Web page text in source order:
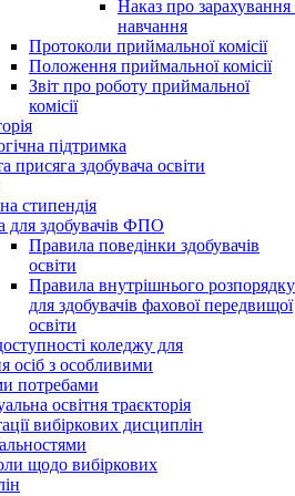
Наказ про зарахування
навчання
Протоколи приймальної комісії
Положення приймальної комісії
Звіт про роботу приймальної
комісії
підтримка
присяга здобувача освіти
стипендія
для здобувачів ФПО
Правила поведінки здобувачів
освіти
Правила внутрішнього розпорядку
для здобувачів фахової передвищої
освіти
коледжу для
осіб з особливими
потребами
освітня траєкторія
вибіркових дисциплін
щодо вибіркових